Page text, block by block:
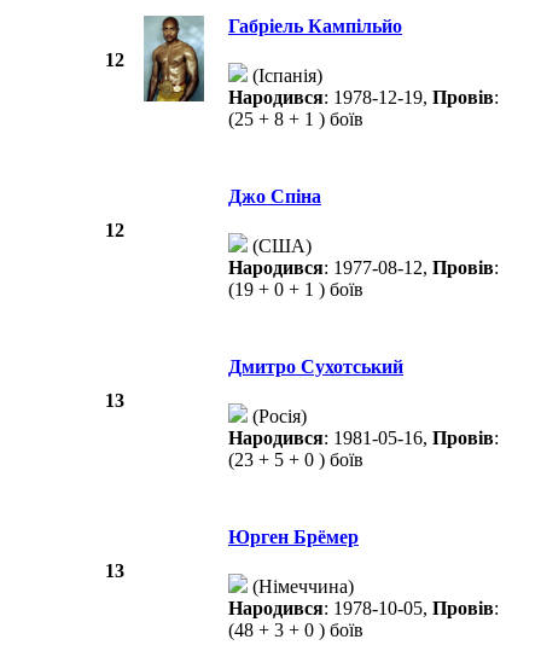
12
Габріель Кампільйо
(Іспанія)
Народився: 1978-12-19, Провів:
(25 + 8 + 1 ) боїв
12
Джо Спіна
(США)
Народився: 1977-08-12, Провів:
(19 + 0 + 1 ) боїв
13
Дмитро Сухотський
(Росія)
Народився: 1981-05-16, Провів:
(23 + 5 + 0 ) боїв
13
Юрген Брёмер
(Німеччина)
Народився: 1978-10-05, Провів:
(48 + 3 + 0 ) боїв